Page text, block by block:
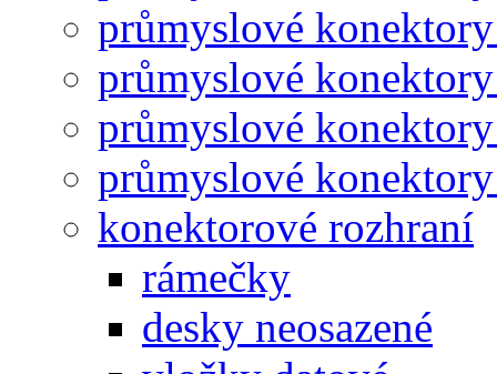
průmyslové
průmyslové
průmyslové
průmyslové
konektorové rozhraní
rámečky
desky neosazené